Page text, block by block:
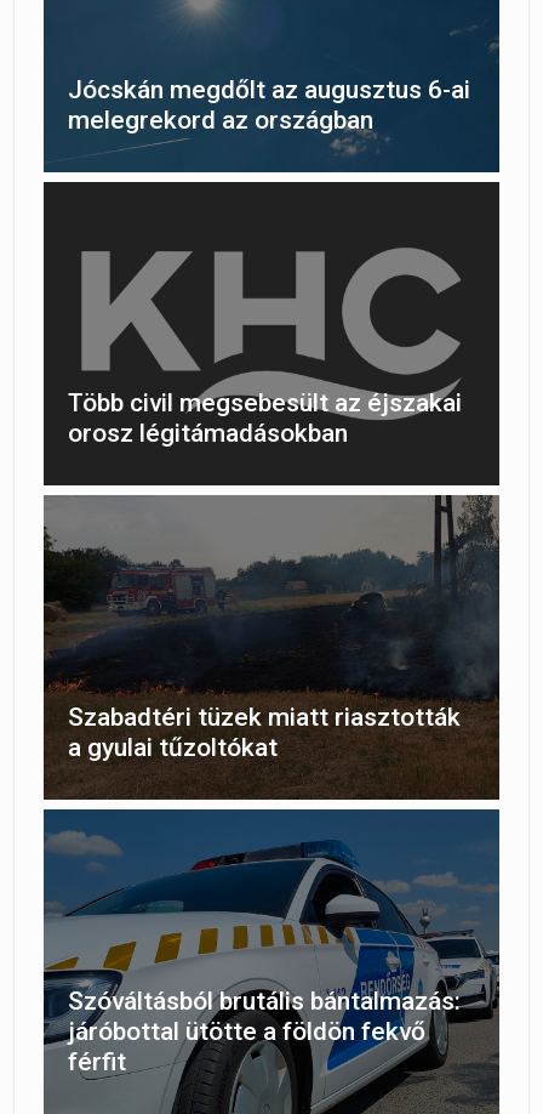
Jócskán megdőlt az augusztus 6-ai
melegrekord az országban
Több civil megsebesült az éjszakai
orosz légitámadásokban
Szabadtéri tüzek miatt riasztották
a gyulai tűzoltókat
Szóváltásból brutális bántalmazás:
járóbottal ütötte a földön fekvő
férfit